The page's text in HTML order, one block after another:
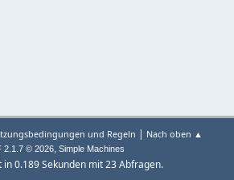
und Regeln | Nach oben ▲
2.1.7 © 2026, Simple Machines
0.189 Sekunden mit 23 Abfragen.